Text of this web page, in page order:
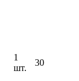
1
шт.
30